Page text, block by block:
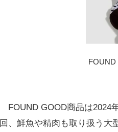
FOUND GOOD商品は2024
回、鮮魚や精肉も取り扱う大